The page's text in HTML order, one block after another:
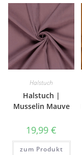
Halstuch
Halstuch |
Musselin Mauve
19,99€
zum Produkt